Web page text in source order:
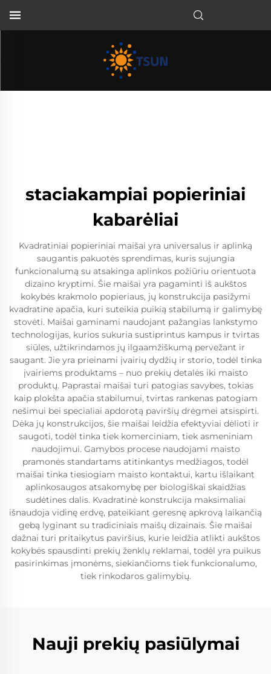
staciakampiai popieriniai
kabarėliai
Kvadratiniai popieriniai maišai yra universalus ir aplinką
saugantis pakuotės sprendimas, kuris sujungia
funkcionalumą su atsakinga aplinkos požiūriu orientuota
dizaino kryptimi. Šie maišai yra pagaminti iš aukštos
kokybės krakmolo popieriaus, jų konstrukcija pasižymi
kvadratine apačia, kuri suteikia puikią stabilumą ir galimybę
stovėti. Maišai gaminami naudojant pažangias lankstymo
technologijas, kurios sukuria sustiprintus kampus ir tvirtas
siūles, užtikrindamos jų ilgaamžiškumą pervežant ir
saugant. Jie yra prieinami įvairių dydžių ir storio, todėl tinka
įvairiems produktams – nuo prekių detalės iki maisto
produktų. Paprastai maišai turi patogias savybes, tokias
kaip plokšta apačia stabilumui, tvirtas rankenas patogiam
nešimui bei specialiai apdorotą paviršių drėgmei atsispirti.
Dėka jų konstrukcijos, šie maišai leidžia efektyviai dėlioti ir
saugoti, todėl tinka tiek komerciniam, tiek asmeniniam
naudojimui. Gamybos procese naudojami maisto
pramonės standartams atitinkantys medžiagos, todėl
maišai tinka tiesiogiam maisto kontaktui, kartu išlaikant
aplinkosaugos atsakomybę per biologiškai skaidžias
sudėtines dalis. Kvadratinė konstrukcija maksimaliai
išnaudoja vidinę erdvę, pateikiant geresnę apkrovą laikančią
gebą lyginant su tradiciniais maišų dizainais. Šie maišai
dažnai turi pritaikytus paviršius, kurie leidžia atlikti aukštos
kokybės spausdinti prekių ženklų reklamai, todėl yra puikus
pasirinkimas įmonėms, siekiančioms tiek funkcionalumo,
tiek rinkodaros galimybių.
Nauji prekių pasiūlymai